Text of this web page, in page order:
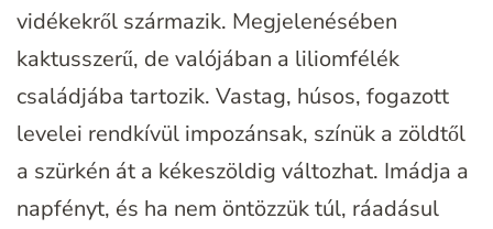
vidékekről származik. Megjelenésében
kaktusszerű, de valójában a liliomfélék
családjába tartozik. Vastag, húsos, fogazott
levelei rendkívül impozánsak, színük a zöldtől
a szürkén át a kékeszöldig változhat. Imádja a
napfényt, és ha nem öntözzük túl, ráadásul